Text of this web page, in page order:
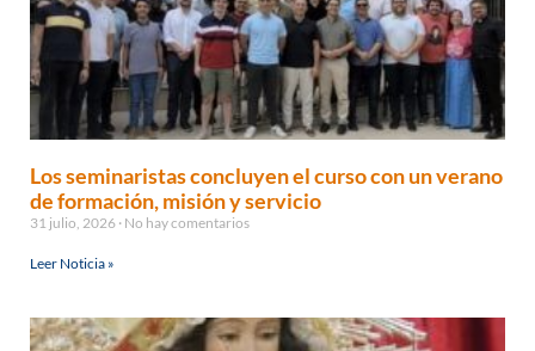
Los seminaristas concluyen el curso con un verano
de formación, misión y servicio
31 julio, 2026 No hay comentarios
Leer Noticia »